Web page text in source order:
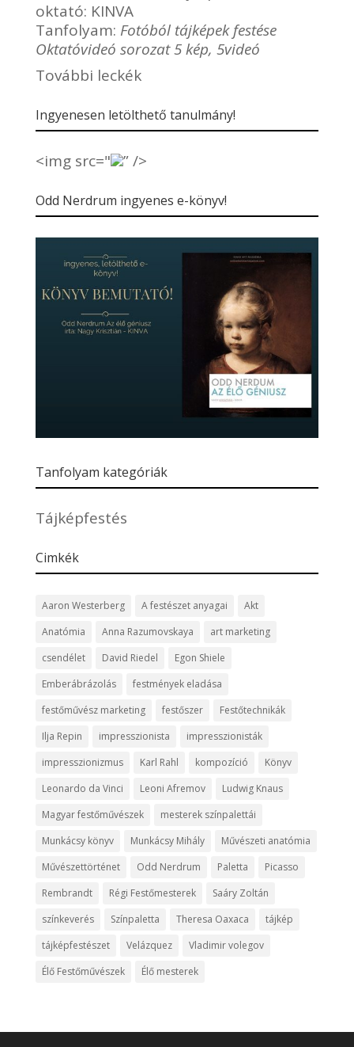
oktató: KINVA
Tanfolyam: Fotóból tájképek festése
Oktatóvideó sorozat 5 kép, 5videó
További leckék
Ingyenesen letölthető tanulmány!
<img src=" ” />
Odd Nerdrum ingyenes e-könyv!
Tanfolyam kategóriák
Tájképfestés
Cimkék
Aaron Westerberg A festészet anyagai
Akt
Anatómia
Anna Razumovskaya
art marketing
csendélet
David Riedel
Egon Shiele
Emberábrázolás
festmények eladása
festőművész marketing
festőszer
Festőtechnikák
Ilja Repin
impresszionista
impresszionisták
impresszionizmus
Karl Rahl kompozíció
Könyv
Leonardo da Vinci
Leoni Afremov
Ludwig Knaus
Magyar festőművészek
mesterek színpalettái
Munkácsy könyv
Munkácsy Mihály
Művészeti anatómia
Művészettörténet
Odd Nerdrum Paletta
Picasso
Rembrandt
Régi Festőmesterek
Saáry Zoltán
színkeverés
Színpaletta Theresa Oaxaca
tájkép
tájképfestészet
Velázquez
Vladimir volegov
Élő Festőművészek
Élő mesterek